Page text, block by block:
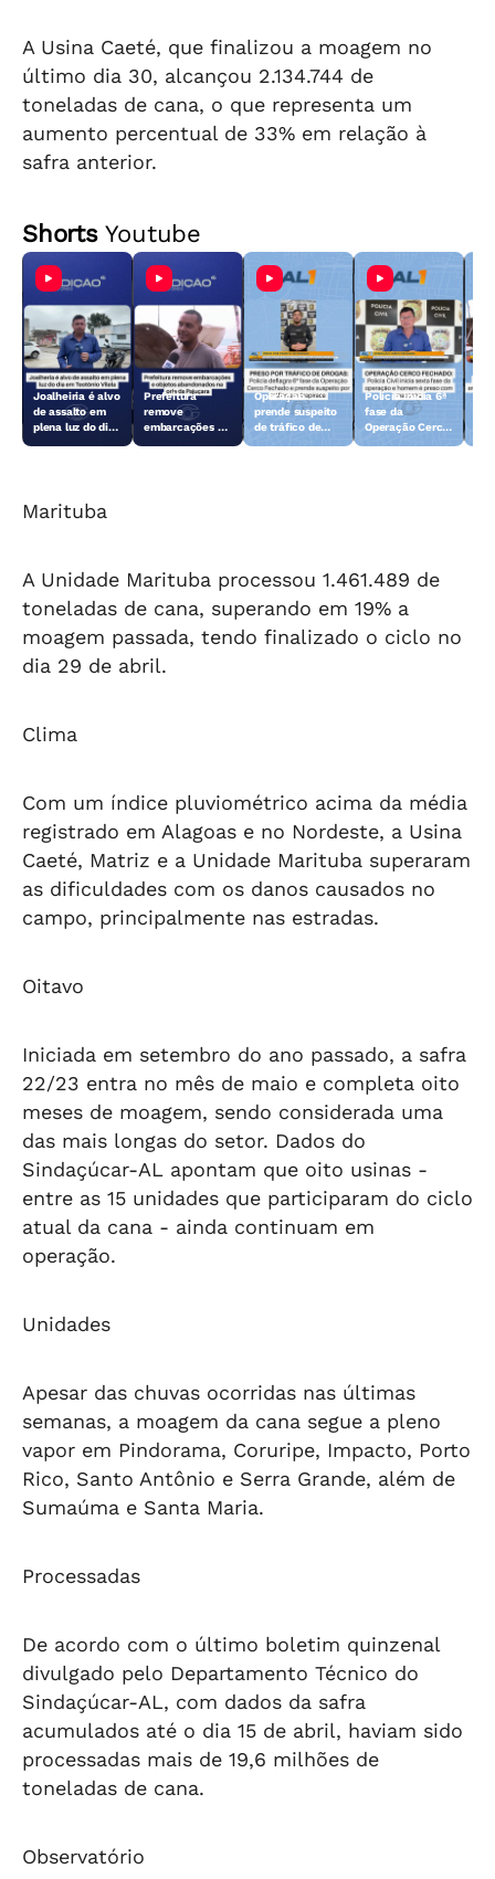
A Usina Caeté, que finalizou a moagem no
último dia 30, alcançou 2.134.744 de
toneladas de cana, o que representa um
aumento percentual de 33% em relação à
safra anterior.
ShortsYoutube
Joalheiria é alvo
de assalto em
plena luz do dia
Prefeitura
remove
embarcações e
Operação
prende suspeito
de tráfico de
Polícia inicia 6ª
fase da
Operação Cerco
Marituba
A Unidade Marituba processou 1.461.489 de
toneladas de cana, superando em 19% a
moagem passada, tendo finalizado o ciclo no
dia 29 de abril.
Clima
Com um índice pluviométrico acima da média
registrado em Alagoas e no Nordeste, a Usina
Caeté, Matriz e a Unidade Marituba superaram
as dificuldades com os danos causados no
campo, principalmente nas estradas.
Oitavo
Iniciada em setembro do ano passado, a safra
22/23 entra no mês de maio e completa oito
meses de moagem, sendo considerada uma
das mais longas do setor. Dados do
Sindaçúcar-AL apontam que oito usinas -
entre as 15 unidades que participaram do ciclo
atual da cana - ainda continuam em
operação.
Unidades
Apesar das chuvas ocorridas nas últimas
semanas, a moagem da cana segue a pleno
vapor em Pindorama, Coruripe, Impacto, Porto
Rico, Santo Antônio e Serra Grande, além de
Sumaúma e Santa Maria.
Processadas
De acordo com o último boletim quinzenal
divulgado pelo Departamento Técnico do
Sindaçúcar-AL, com dados da safra
acumulados até o dia 15 de abril, haviam sido
processadas mais de 19,6 milhões de
toneladas de cana.
Observatório